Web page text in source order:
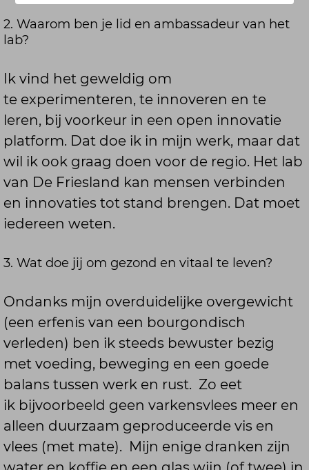
2. Waarom ben je lid en ambassadeur van het
lab?
Ik vind het geweldig om
te experimenteren, te innoveren en te
leren, bij voorkeur in een open innovatie
platform. Dat doe ik in mijn werk, maar dat
wil ik ook graag doen voor de regio. Het lab
van De Friesland kan mensen verbinden
en innovaties tot stand brengen. Dat moet
iedereen weten.
3. Wat doe jij om gezond en vitaal te leven?
Ondanks mijn overduidelijke overgewicht
(een erfenis van een bourgondisch
verleden) ben ik steeds bewuster bezig
met voeding, beweging en een goede
balans tussen werk en rust. Zo eet
ik bijvoorbeeld geen varkensvlees meer en
alleen duurzaam geproduceerde vis en
vlees (met mate). Mijn enige dranken zijn